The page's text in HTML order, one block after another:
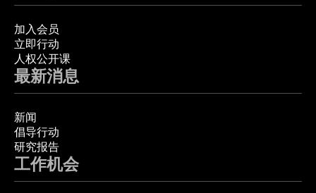
加入会员
立即行动
人权公开课
最新消息
新闻
倡导行动
研究报告
工作机会